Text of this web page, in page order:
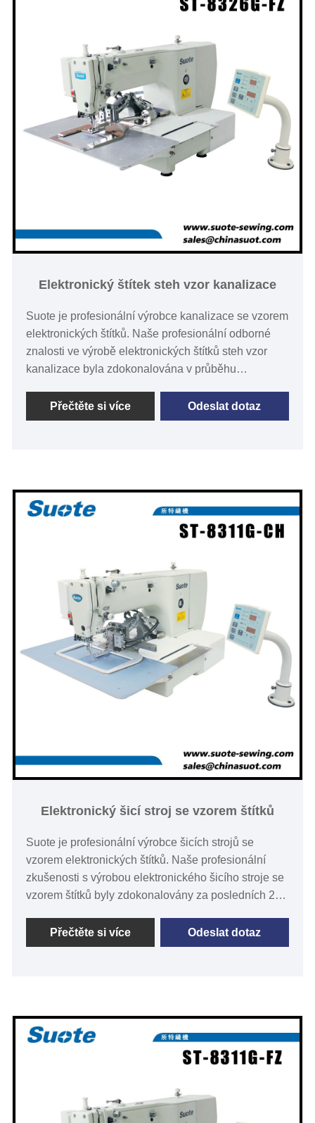
Elektronický štítek steh vzor kanalizace
Suote je profesionální výrobce kanalizace se vzorem
elektronických štítků. Naše profesionální odborné
znalosti ve výrobě elektronických štítků steh vzor
kanalizace byla zdokonalována v průběhu
technologií, vysoce kvalitní servisní systém
dokonalosti a výrobní zkušenosti po mnoho let, vyvíjí
elektronického štítku.
Přečtěte si více Odeslat dotaz
Elektronický šicí stroj se vzorem štítků
Suote je profesionální výrobce šicích strojů se
vzorem elektronických štítků. Naše profesionální
zkušenosti s výrobou elektronického šicího stroje se
vzorem štítků byly zdokonalovány za posledních 20
používaným šicím strojem na šití štítků na oděvy, šití
vzorů sáčků. Přítlačná patka může během šití
pevně držet materiál, aby se zabránilo pohybu
materiálu během.
Přečtěte si více Odeslat dotaz